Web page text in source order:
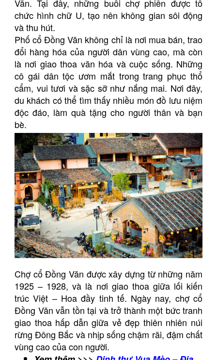
Văn. Tại đây, những buổi chợ phiên được tổ
chức hình chữ U, tạo nên không gian sôi động
và thu hút.
Phố cổ Đồng Văn không chỉ là nơi mua bán, trao
đổi hàng hóa của người dân vùng cao, mà còn
là nơi giao thoa văn hóa và cuộc sống. Những
cô gái dân tộc ươm mắt trong trang phục thổ
cẩm, vui tươi và sặc sỡ như nắng mai. Nơi đây,
du khách có thể tìm thấy nhiều món đồ lưu niệm
độc đáo, làm quà tặng cho người thân và bạn
bè.
Chợ cổ Đồng Văn được xây dựng từ những năm
1925 – 1928, và là nơi giao thoa giữa lối kiến
trúc Việt – Hoa đầy tinh tế. Ngày nay, chợ cổ
Đồng Văn vẫn tồn tại và trở thành một bức tranh
giao thoa hấp dẫn giữa vẻ đẹp thiên nhiên núi
rừng Đông Bắc và nhịp sống chậm rãi, đậm chất
vùng cao của con người.